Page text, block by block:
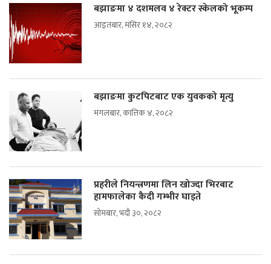
बझाङमा ४ दशमलव ४ रेक्टर स्केलको भूकम्प
आइतबार, मंसिर १४, २०८२
बझाङमा कुटपिटबाट एक युवकको मृत्यु
मंगलबार, कात्तिक ४, २०८२
प्रहरीले नियन्त्रणमा लिन खोज्दा भिरबाट
हामफालेका कैदी गम्भीर घाइते
सोमबार, भदौ ३०, २०८२